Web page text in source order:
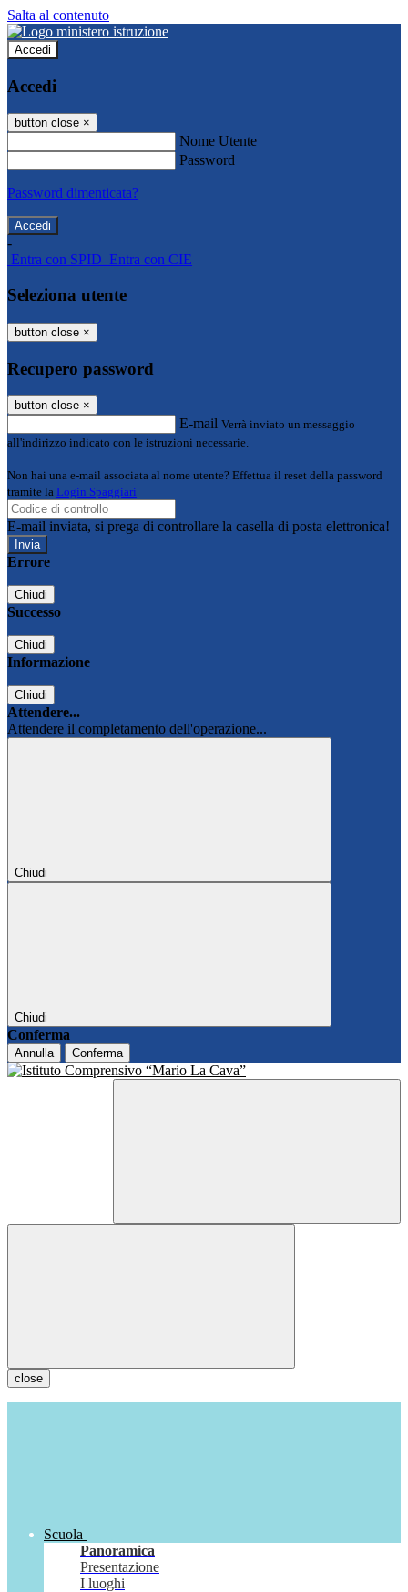
Salta al contenuto
Accedi
Accedi
button close ×
Nome Utente
Password
Password dimenticata?
-
Entra con SPID Entra con CIE
Seleziona utente
button close ×
Recupero password
button close ×
E-mail Verrà inviato un messaggio
all'indirizzo indicato con le istruzioni necessarie.
Non hai una e-mail associata al nome utente? Effettua il reset della password
tramite la Login Spaggiari
E-mail inviata, si prega di controllare la casella di posta elettronica!
Errore
Chiudi
Successo
Chiudi
Informazione
Chiudi
Attendere...
Attendere il completamento dell'operazione...
Chiudi
Chiudi
Conferma
Annulla Conferma
close
Scuola
Panoramica
Presentazione
I luoghi